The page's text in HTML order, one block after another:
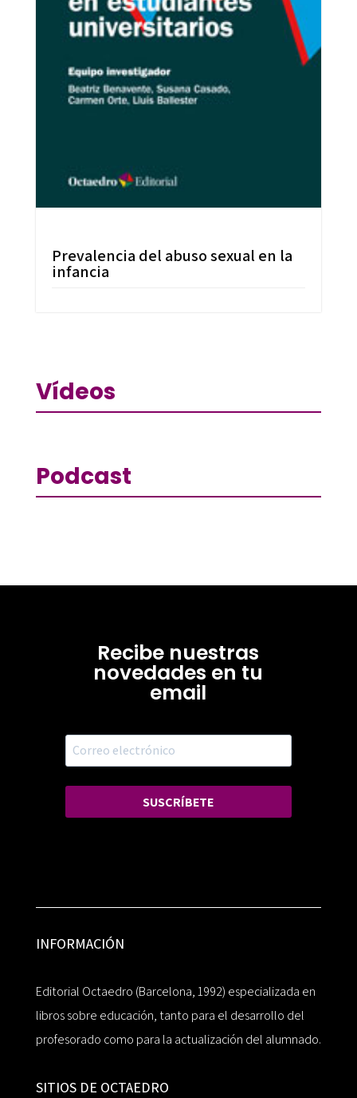
Prevalencia del abuso sexual en la
infancia
Vídeos
Podcast
Recibe nuestras
novedades en tu
email
SUSCRÍBETE
INFORMACIÓN
Editorial Octaedro (Barcelona, 1992) especializada en
libros sobre educación, tanto para el desarrollo del
profesorado como para la actualización del alumnado.
SITIOS DE OCTAEDRO